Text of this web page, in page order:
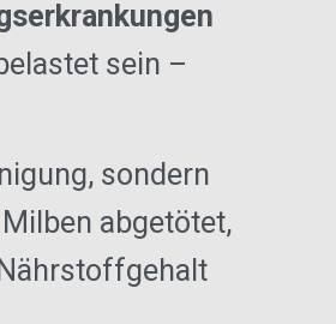
sein –
sondern
abgetötet,